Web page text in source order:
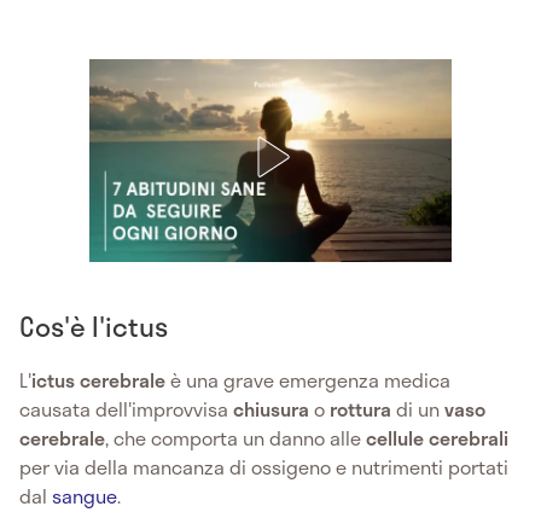
Cos'è l'ictus
L'ictus cerebraleè una grave emergenza medica
causata dell'improvvisa chiusura o rottura di unvaso
cerebrale, che comporta un danno allecellule cerebrali
per via della mancanza di ossigeno e nutrimenti portati
dal sangue.